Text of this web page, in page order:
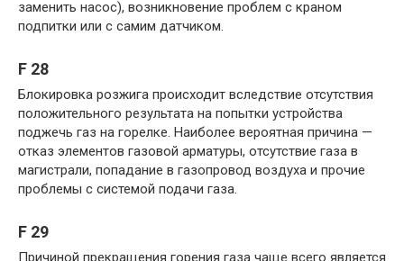
заменить насос), возникновение проблем с краном
подпитки или с самим датчиком.
F 28
Блокировка розжига происходит вследствие отсутствия
положительного результата на попытки устройства
поджечь газ на горелке. Наиболее вероятная причина —
отказ элементов газовой арматуры, отсутствие газа в
магистрали, попадание в газопровод воздуха и прочие
проблемы с системой подачи газа.
F 29
Причиной прекращения горения газа чаще всего является